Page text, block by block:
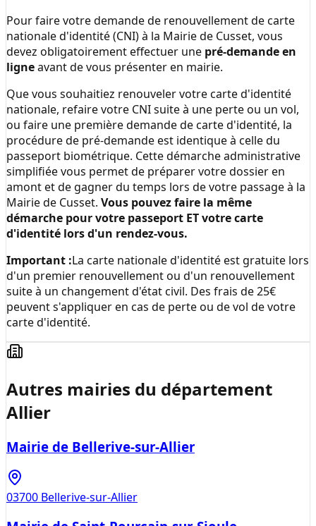
Pour faire votre demande de renouvellement de carte
nationale d'identité (CNI) à la Mairie de Cusset, vous
devez obligatoirement effectuer une pré-demande en
ligneavant de vous présenter en mairie.
Que vous souhaitiez renouveler votre carte d'identité
nationale, refaire votre CNI suite à une perte ou un vol,
ou faire une première demande de carte d'identité, la
procédure de pré-demande est identique à celle du
passeport biométrique. Cette démarche administrative
simplifiée vous permet de préparer votre dossier en
amont et de gagner du temps lors de votre passage à la
Mairie de Cusset. Vous pouvez faire la même
démarche pour votre passeport ET votre carte
d'identité lors d'un rendez-vous.
Important :La carte nationale d'identité est gratuite lors
d'un premier renouvellement ou d'un renouvellement
suite à un changement d'état civil. Des frais de 25€
peuvent s'appliquer en cas de perte ou de vol de votre
carte d'identité.
Autres mairies du département
Allier
Mairie de Bellerive-sur-Allier
03700 Bellerive-sur-Allier